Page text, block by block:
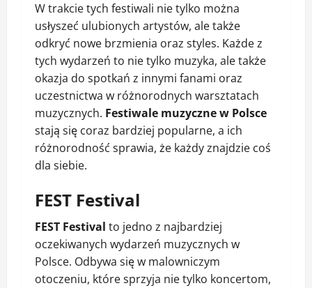
W trakcie tych festiwali nie tylko można
usłyszeć ulubionych artystów, ale także
odkryć nowe brzmienia oraz styles. Każde z
tych wydarzeń to nie tylko muzyka, ale także
okazja do spotkań z innymi fanami oraz
uczestnictwa w różnorodnych warsztatach
muzycznych. Festiwale muzyczne w Polsce
stają się coraz bardziej popularne, a ich
różnorodność sprawia, że każdy znajdzie coś
dla siebie.
FEST Festival
FEST Festival to jedno z najbardziej
oczekiwanych wydarzeń muzycznych w
Polsce. Odbywa się w malowniczym
otoczeniu, które sprzyja nie tylko koncertom,